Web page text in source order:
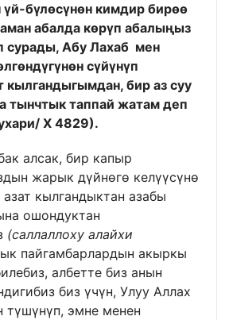
үй-бүлөсүнөн кимдир бирөө
абалда көрүп абалыңыз
сурады, Абу Лахаб мен
сүйүнүп
кылгандыгымдан, бир аз суу
тынчтык таппай жатам деп
Х 4829).
алсак, бир капыр
жарык дүйнөгө келүүсүнө
кылгандыктан азабы
ошондуктан
(саллаллоху алайхи
пайгамбарлардын акыркы
албетте биз анын
биз үчүн, Улуу Аллах
түшүнүп, эмне менен